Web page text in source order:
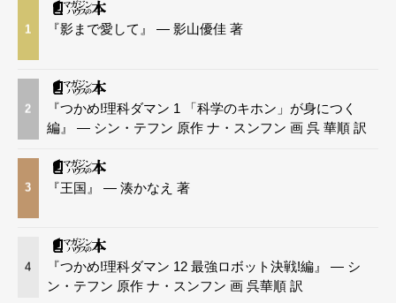
1 『影まで愛して』 — 影山優佳 著
2
『つかめ!理科ダマン 1 「科学のキホン」が身につく
編』 — シン・テフン 原作 ナ・スンフン 画 呉 華順 訳
3 『王国』 — 湊かなえ 著
4
『つかめ!理科ダマン 12 最強ロボット決戦!編』 — シ
ン・テフン 原作 ナ・スンフン 画 呉華順 訳